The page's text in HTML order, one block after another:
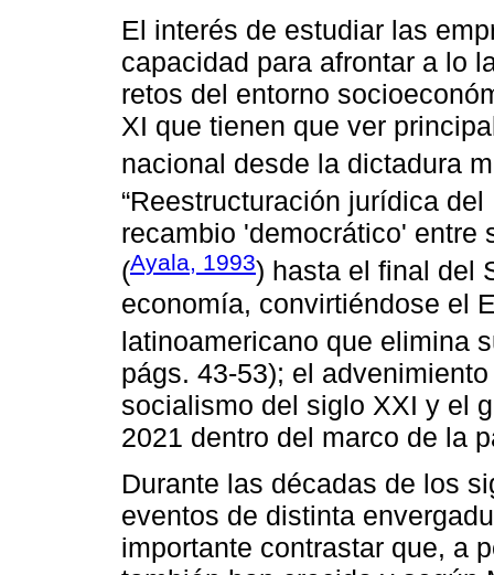
El interés de estudiar las
capacidad para afrontar a lo
retos del entorno
XI que tienen que ver
nacional desde la dictadura
“Reestructuración jurídica del
recambio 'democrático' entre
(Ayala, 1993) hasta el final del
economía, convirtiéndose el
latinoamericano que elimina
págs. 43-53); el
socialismo del siglo XXI y el
2021 dentro del marco de la
Durante las décadas de los
eventos de distinta
importante contrastar que, a